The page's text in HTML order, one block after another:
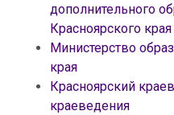
дополнительного
Красноярского края
Министерство
края
Красноярский
краеведения